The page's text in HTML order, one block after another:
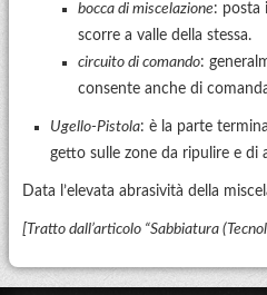
bocca di miscelazione: posta
scorre a valle della stessa.
circuito di comando:
consente anche di
Ugello-Pistola: è la parte
getto sulle zone da ripulire e di
Data l’elevata abrasività della
[Tratto dall’articolo “Sabbiatura